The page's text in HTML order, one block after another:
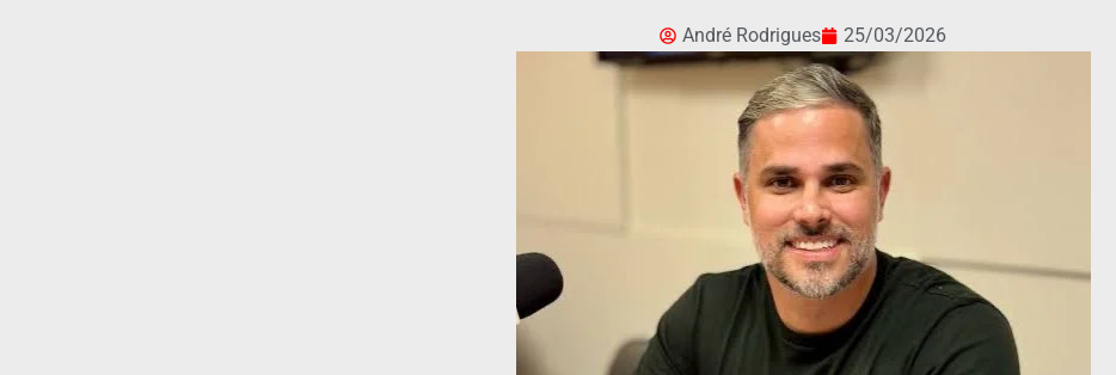
André Rodrigues 25/03/2026